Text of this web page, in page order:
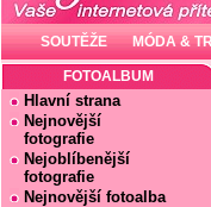
SOUTĚŽE MÓDA &
FOTOALBUM
Hlavní strana
Nejnovější
fotografie
Nejoblíbenější
fotografie
Nejnovější fotoalba